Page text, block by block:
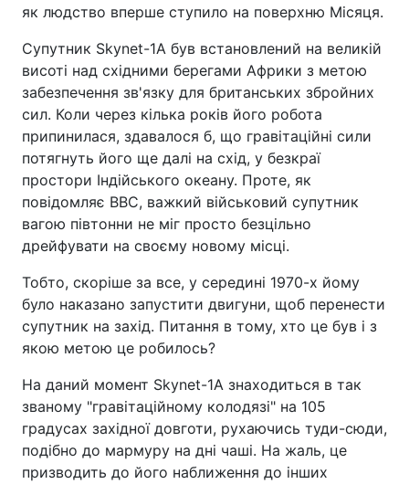
як людство вперше ступило на поверхню Місяця.
Супутник Skynet-1A був встановлений на великій
висоті над східними берегами Африки з метою
забезпечення зв'язку для британських збройних
сил. Коли через кілька років його робота
припинилася, здавалося б, що гравітаційні сили
потягнуть його ще далі на схід, у безкраї
простори Індійського океану. Проте, як
повідомляє BBC, важкий військовий супутник
вагою півтонни не міг просто безцільно
дрейфувати на своєму новому місці.
Тобто, скоріше за все, у середині 1970-х йому
було наказано запустити двигуни, щоб перенести
супутник на захід. Питання в тому, хто це був і з
якою метою це робилось?
На даний момент Skynet-1A знаходиться в так
званому "гравітаційному колодязі" на 105
градусах західної довготи, рухаючись туди-сюди,
подібно до мармуру на дні чаші. На жаль, це
призводить до його наближення до інших